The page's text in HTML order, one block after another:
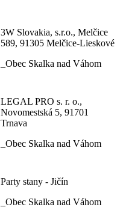
3W Slovakia, s.r.o., Melčice
589, 91305 Melčice-Lieskové
_Obec Skalka nad Váhom
LEGAL PRO s. r. o.,
Novomestská 5, 91701
Trnava
_Obec Skalka nad Váhom
Party stany - Jičín
_Obec Skalka nad Váhom